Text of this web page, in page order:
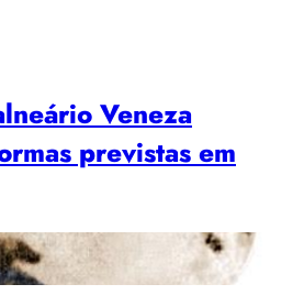
Veneza
previstas em